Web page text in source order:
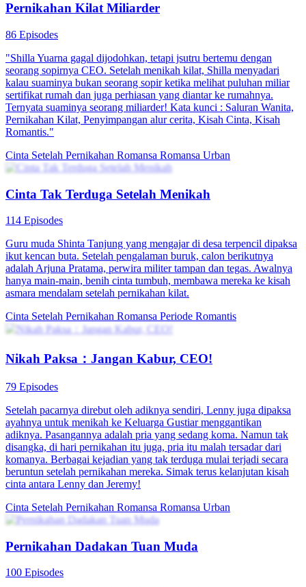
Pernikahan Kilat Miliarder
86 Episodes
"Shilla Yuarna gagal dijodohkan, tetapi jsutru bertemu dengan
seorang sopirnya CEO. Setelah menikah kilat, Shilla menyadari
kalau suaminya bukan seorang sopir ketika melihat puluhan miliar
sertifikat rumah dan juga perhiasan yang diantar ke rumahnya.
Ternyata suaminya seorang miliarder! Kata kunci : Saluran Wanita,
Pernikahan Kilat, Penyimpangan alur cerita, Kisah Cinta, Kisah
Romantis."
Cinta Setelah Pernikahan Romansa Romansa Urban
Cinta Tak Terduga Setelah Menikah
114 Episodes
Guru muda Shinta Tanjung yang mengajar di desa terpencil dipaksa
ikut kencan buta. Setelah pengalaman buruk, calon berikutnya
adalah Arjuna Pratama, perwira militer tampan dan tegas. Awalnya
hanya main-main, benih cinta tumbuh, membawa mereka ke kisah
asmara mendalam setelah pernikahan kilat.
Cinta Setelah Pernikahan Romansa Periode Romantis
Nikah Paksa：Jangan Kabur, CEO!
79 Episodes
Setelah pacarnya direbut oleh adiknya sendiri, Lenny juga dipaksa
ayahnya untuk menikah ke Keluarga Gustiar menggantikan
adiknya. Pasangannya adalah pria yang sedang koma. Namun tak
disangka, di hari pernikahan itu juga, pria itu malah tersadar dari
komanya. Berbagai kejadian yang tak terduga mulai terjadi secara
beruntun setelah pernikahan mereka. Simak terus kelanjutan kisah
cinta antara Lenny dan Jeremy!
Cinta Setelah Pernikahan Romansa Romansa Urban
Pernikahan Dadakan Tuan Muda
100 Episodes